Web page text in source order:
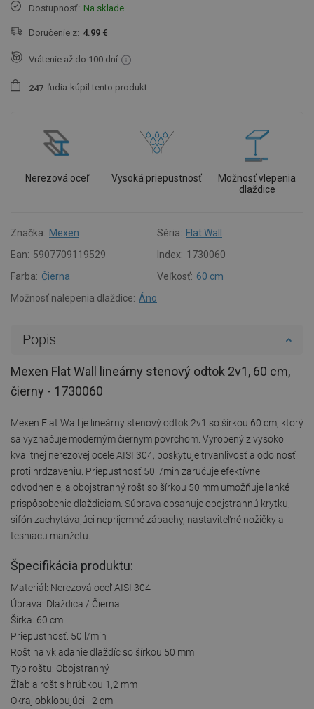
Dostupnosť: Na sklade
Doručenie z: 4.99 €
Vrátenie až do 100 dní
247 ľudia kúpil tento produkt.
Nerezová oceľ Vysoká priepustnosť
Možnosť vlepenia
dlaždice
Značka: Mexen Séria: Flat Wall
Ean: 5907709119529 Index: 1730060
Farba: Čierna Veľkosť: 60 cm
Možnosť nalepenia dlaždice: Áno
Popis
Mexen Flat Wall lineárny stenový odtok 2v1, 60 cm,
čierny - 1730060
Mexen Flat Wall je lineárny stenový odtok 2v1 so šírkou 60 cm, ktorý
sa vyznačuje moderným čiernym povrchom. Vyrobený z vysoko
kvalitnej nerezovej ocele AISI 304, poskytuje trvanlivosť a odolnosť
proti hrdzaveniu. Priepustnosť 50 l/min zaručuje efektívne
odvodnenie, a obojstranný rošt so šírkou 50 mm umožňuje ľahké
prispôsobenie dlaždiciam. Súprava obsahuje obojstrannú krytku,
sifón zachytávajúci nepríjemné zápachy, nastaviteľné nožičky a
tesniacu manžetu.
Špecifikácia produktu:
Materiál: Nerezová oceľ AISI 304
Úprava: Dlaždica / Čierna
Šírka: 60 cm
Priepustnosť: 50 l/min
Rošt na vkladanie dlaždíc so šírkou 50 mm
Typ roštu: Obojstranný
Žľab a rošt s hrúbkou 1,2 mm
Okraj obklopujúci - 2 cm